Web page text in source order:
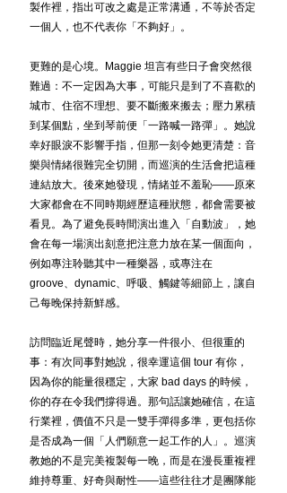
製作裡，指出可改之處是正常溝通，不等於否定
一個人，也不代表你「不夠好」。
更難的是心境。Maggie 坦言有些日子會突然很
難過：不一定因為大事，可能只是到了不喜歡的
城市、住宿不理想、要不斷搬來搬去；壓力累積
到某個點，坐到琴前便「一路喊一路彈」。她說
幸好眼淚不影響手指，但那一刻令她更清楚：音
樂與情緒很難完全切開，而巡演的生活會把這種
連結放大。後來她發現，情緒並不羞恥——原來
大家都會在不同時期經歷這種狀態，都會需要被
看見。為了避免長時間演出進入「自動波」，她
會在每一場演出刻意把注意力放在某一個面向，
例如專注聆聽其中一種樂器，或專注在
groove、dynamic、呼吸、觸鍵等細節上，讓自
己每晚保持新鮮感。
訪問臨近尾聲時，她分享一件很小、但很重的
事：有次同事對她說，很幸運這個 tour 有你，
因為你的能量很穩定，大家 bad days 的時候，
你的存在令我們撐得過。那句話讓她確信，在這
行業裡，價值不只是一雙手彈得多準，更包括你
是否成為一個「人們願意一起工作的人」。巡演
教她的不是完美複製每一晚，而是在漫長重複裡
維持尊重、好奇與耐性——這些往往才是團隊能